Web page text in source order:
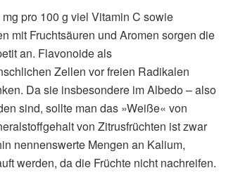
pro 100 g viel Vitamin C sowie
mit Fruchtsäuren und Aromen sorgen die
an. Flavonoide als
Zellen vor freien Radikalen
Da sie insbesondere im Albedo – also
sind, sollte man das »Weiße« von
von Zitrusfrüchten ist zwar
nennenswerte Mengen an Kalium,
werden, da die Früchte nicht nachreifen.